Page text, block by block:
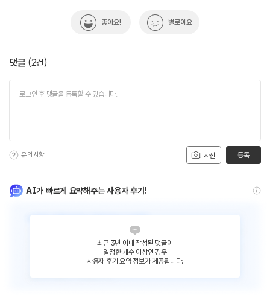
좋아요! 별로예요
댓글 (2건)
사진
유의사항 등록
AI가 빠르게 요약해주는 사용자 후기!
최근 3년 이내 작성된 댓글이
일정한 개수 이상인 경우
사용자 후기 요약 정보가 제공됩니다.